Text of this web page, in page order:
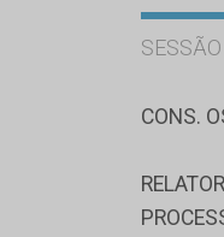
CONS.